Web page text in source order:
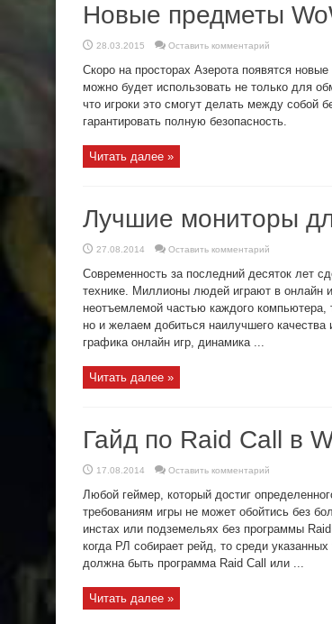
Новые предметы
28.03.2015 Оставить комментарий
Скоро на просторах Азерота появятся
можно будет использовать не только для
что игроки это смогут делать между собой
гарантировать полную безопасность.
Читать далее »
Лучшие мониторы
27.08.2014 Оставить комментарий
Современность за последний десяток лет
технике. Миллионы людей играют в онлайн
неотъемлемой частью каждого компьютера,
но и желаем добиться наилучшего
графика онлайн игр, динамика ...
Читать далее »
Гайд по Raid Call в
17.08.2014 Оставить комментарий
Любой геймер, который достиг
требованиям игры не может обойтись без
инстах или подземельях без программы
когда РЛ собирает рейд, то среди
должна быть программа Raid Call или ...
Читать далее »